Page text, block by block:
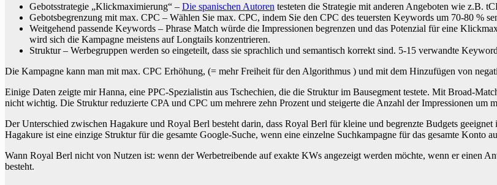
Gebotsstrategie „Klickmaximierung“ – Die spanischen Autoren testeten die Strategie mit anderen Angeboten wie z.B.
Gebotsbegrenzung mit max. CPC – Wählen Sie max. CPC, indem Sie den CPC des teuersten Keywords um 70-80 %
Weitgehend passende Keywords – Phrase Match würde die Impressionen begrenzen und das Potenzial für eine
wird sich die Kampagne meistens auf Longtails konzentrieren.
Struktur – Werbegruppen werden so eingeteilt, dass sie sprachlich und semantisch korrekt sind. 5-15 verwandte
Die Kampagne kann man mit max. CPC Erhöhung, (= mehr Freiheit für den Algorithmus ) und mit dem Hinzufügen von
Einige Daten zeigte mir Hanna, eine PPC-Spezialistin aus Tschechien, die die Struktur im Bausegment testete. Mit Broad-
nicht wichtig. Die Struktur reduzierte CPA und CPC um mehrere zehn Prozent und steigerte die Anzahl der Impressionen um
Der Unterschied zwischen Hagakure und Royal Berl besteht darin, dass Royal Berl für kleine und begrenzte Budgets
Hagakure ist eine einzige Struktur für die gesamte Google-Suche, wenn eine einzelne Suchkampagne für das gesamte Konto
Wann Royal Berl nicht von Nutzen ist: wenn der Werbetreibende auf exakte KWs angezeigt werden möchte, wenn er einen
besteht.